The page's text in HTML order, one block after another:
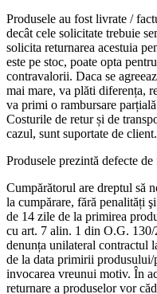
Produsele au fost livrate /
decât cele solicitate trebuie
solicita returnarea acestuia
este pe stoc, poate opta
contravalorii. Daca se
mai mare, va plăti diferența,
va primi o rambursare
Costurile de retur și de
cazul, sunt suportate de client.
Produsele prezintă defecte
Cumpărătorul are dreptul să
la cumpărare, fără penalități
de 14 zile de la primirea
cu art. 7 alin. 1 din O.G.
denunța unilateral contractul
de la data primirii
invocarea vreunui motiv. În
returnare a produselor vor